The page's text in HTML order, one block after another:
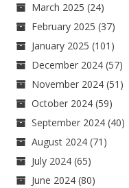
March 2025 (24)
February 2025 (37)
January 2025 (101)
December 2024 (57)
November 2024 (51)
October 2024 (59)
September 2024 (40)
August 2024 (71)
July 2024 (65)
June 2024 (80)